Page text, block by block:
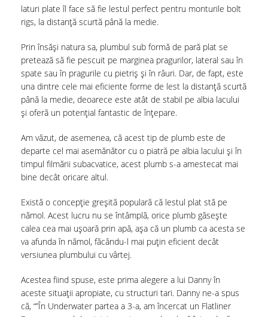
laturi plate îl face să fie lestul perfect pentru monturile bolt
rigs, la distanță scurtă până la medie.
Prin însăși natura sa, plumbul sub formă de pară plat se
pretează să fie pescuit pe marginea pragurilor, lateral sau în
spate sau în pragurile cu pietriș și în râuri. Dar, de fapt, este
una dintre cele mai eficiente forme de lest la distanță scurtă
până la medie, deoarece este atât de stabil pe albia lacului
și oferă un potențial fantastic de înțepare.
Am văzut, de asemenea, că acest tip de plumb este de
departe cel mai asemănător cu o piatră pe albia lacului și în
timpul filmării subacvatice, acest plumb s-a amestecat mai
bine decât oricare altul.
Există o concepție greșită populară că lestul plat stă pe
nămol. Acest lucru nu se întâmplă, orice plumb găsește
calea cea mai ușoară prin apă, așa că un plumb ca acesta se
va afunda în nămol, făcându-l mai puțin eficient decât
versiunea plumbului cu vârtej.
Acestea fiind spuse, este prima alegere a lui Danny în
aceste situații apropiate, cu structuri tari. Danny ne-a spus
că, “”În Underwater partea a 3-a, am încercat un Flatliner